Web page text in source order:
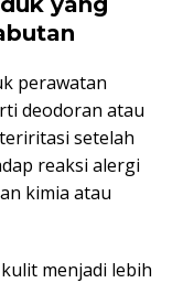
perawatan
deodoran atau
setelah
reaksi alergi
kimia atau
menjadi lebih